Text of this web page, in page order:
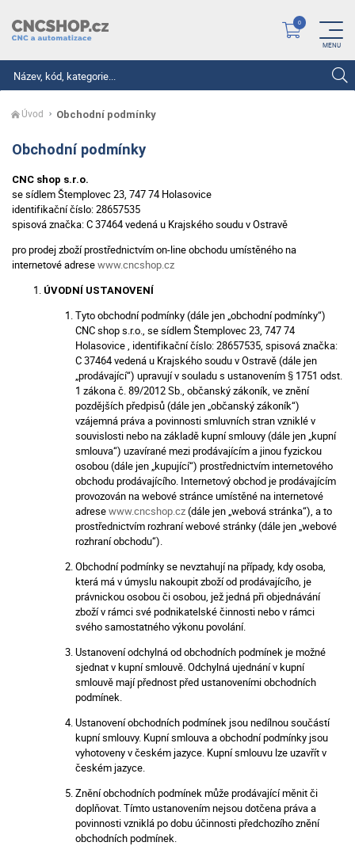
Úvod Obchodní podmínky
Obchodní podmínky
CNC shop s.r.o.
se sídlem Štemplovec 23, 747 74 Holasovice
identifikační číslo: 28657535
spisová značka: C 37464 vedená u Krajského soudu v Ostravě
pro prodej zboží prostřednictvím on-line obchodu umístěného na
internetové adresewww.cncshop.cz
ÚVODNÍ USTANOVENÍ
Tyto obchodní podmínky (dále jen „obchodní podmínky“)
CNC shop s.r.o., se sídlem Štemplovec 23, 747 74
Holasovice , identifikační číslo: 28657535, spisová značka:
C 37464 vedená u Krajského soudu v Ostravě (dále jen
„prodávající“) upravují v souladu s ustanovením § 1751 odst.
1 zákona č. 89/2012 Sb., občanský zákoník, ve znění
pozdějších předpisů (dále jen „občanský zákoník“)
vzájemná práva a povinnosti smluvních stran vzniklé v
souvislosti nebo na základě kupní smlouvy (dále jen „kupní
smlouva“) uzavírané mezi prodávajícím a jinou fyzickou
osobou (dále jen „kupující“) prostřednictvím internetového
obchodu prodávajícího. Internetový obchod je prodávajícím
provozován na webové stránce umístěné na internetové
adresewww.cncshop.cz(dále jen „webová stránka“), a to
prostřednictvím rozhraní webové stránky (dále jen „webové
rozhraní obchodu“).
Obchodní podmínky se nevztahují na případy, kdy osoba,
která má v úmyslu nakoupit zboží od prodávajícího, je
právnickou osobou či osobou, jež jedná při objednávání
zboží v rámci své podnikatelské činnosti nebo v rámci
svého samostatného výkonu povolání.
Ustanovení odchylná od obchodních podmínek je možné
sjednat v kupní smlouvě. Odchylná ujednání v kupní
smlouvě mají přednost před ustanoveními obchodních
podmínek.
Ustanovení obchodních podmínek jsou nedílnou součástí
kupní smlouvy. Kupní smlouva a obchodní podmínky jsou
vyhotoveny v českém jazyce. Kupní smlouvu lze uzavřít v
českém jazyce.
Znění obchodních podmínek může prodávající měnit či
doplňovat. Tímto ustanovením nejsou dotčena práva a
povinnosti vzniklá po dobu účinnosti předchozího znění
obchodních podmínek.